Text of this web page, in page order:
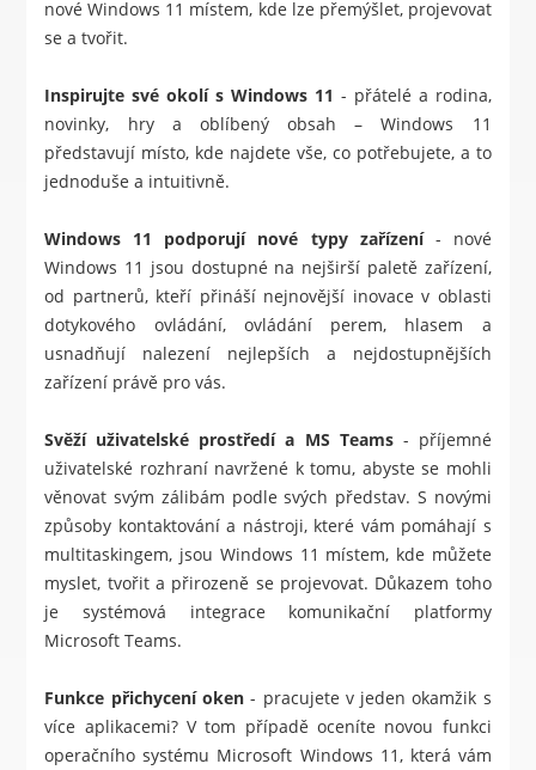
nové Windows 11 místem, kde lze přemýšlet, projevovat
se a tvořit.
Inspirujte své okolí s Windows 11 - přátelé a rodina,
novinky, hry a oblíbený obsah – Windows 11
představují místo, kde najdete vše, co potřebujete, a to
jednoduše a intuitivně.
Windows 11 podporují nové typy zařízení- nové
Windows 11 jsou dostupné na nejširší paletě zařízení,
od partnerů, kteří přináší nejnovější inovace v oblasti
dotykového ovládání, ovládání perem, hlasem a
usnadňují nalezení nejlepších a nejdostupnějších
zařízení právě pro vás.
Svěží uživatelské prostředí a MS Teams- příjemné
uživatelské rozhraní navržené k tomu, abyste se mohli
věnovat svým zálibám podle svých představ. S novými
způsoby kontaktování a nástroji, které vám pomáhají s
multitaskingem, jsou Windows 11 místem, kde můžete
myslet, tvořit a přirozeně se projevovat. Důkazem toho
je systémová integrace komunikační platformy
Microsoft Teams.
Funkce přichycení oken- pracujete v jeden okamžik s
více aplikacemi? V tom případě oceníte novou funkci
operačního systému Microsoft Windows 11, která vám